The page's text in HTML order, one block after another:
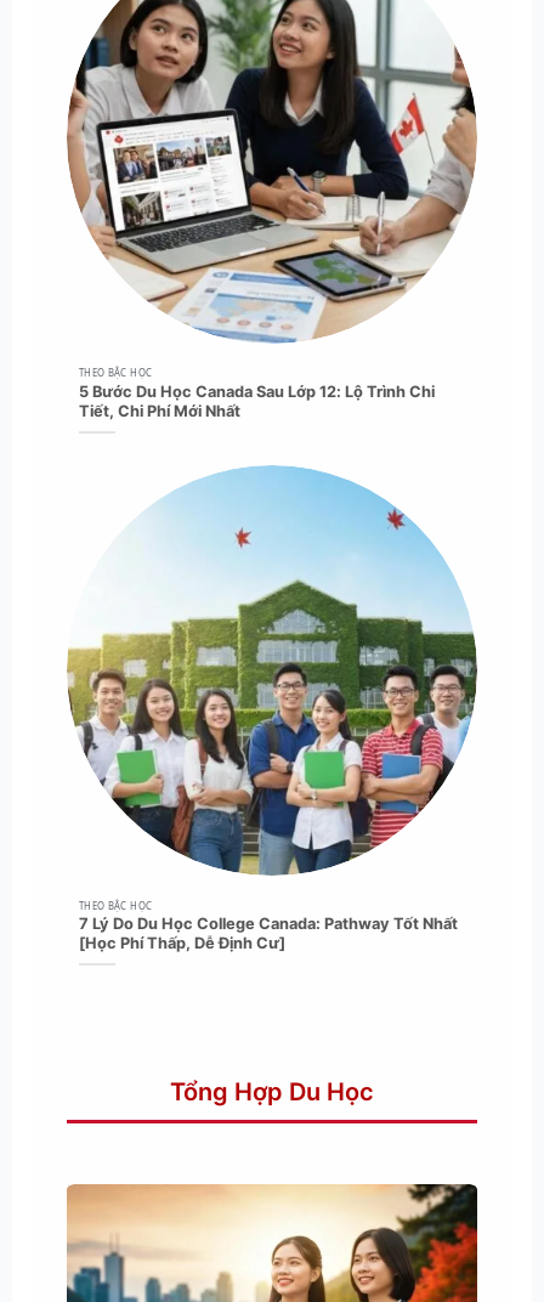
THEO BẬC HỌC
5 Bước Du Học Canada Sau Lớp 12: Lộ Trình Chi
Tiết, Chi Phí Mới Nhất
THEO BẬC HỌC
7 Lý Do Du Học College Canada: Pathway Tốt Nhất
[Học Phí Thấp, Dễ Định Cư]
Tổng Hợp Du Học